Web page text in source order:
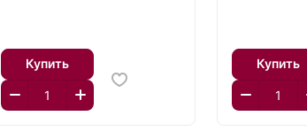
Купить Купить